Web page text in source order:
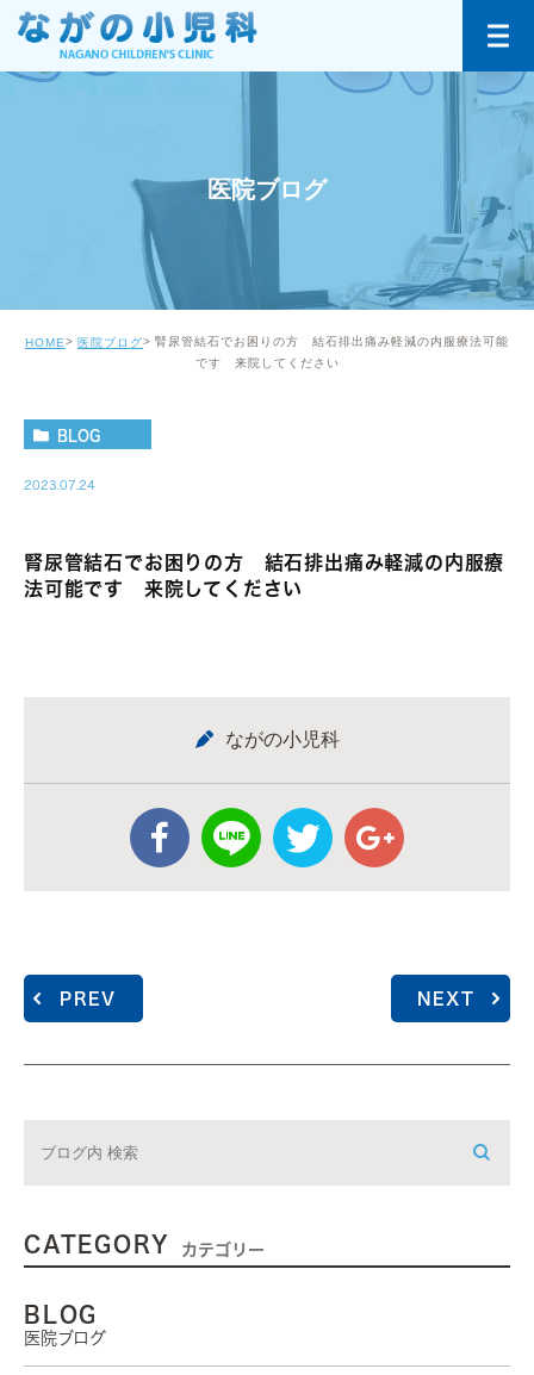
医院ブログ
HOME 医院ブログ
腎尿管結石でお困りの方 結石排出痛み軽減の内服療法可能
です 来院してください
BLOG
2023.07.24
腎尿管結石でお困りの方 結石排出痛み軽減の内服療
法可能です 来院してください
ながの小児科
PREV NEXT
CATEGORY カテゴリー
BLOG
医院ブログ